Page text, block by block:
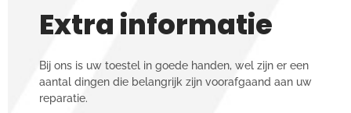
Extra informatie
Bij ons is uw toestel in goede handen, wel zijn er een
aantal dingen die belangrijk zijn voorafgaand aan uw
reparatie.